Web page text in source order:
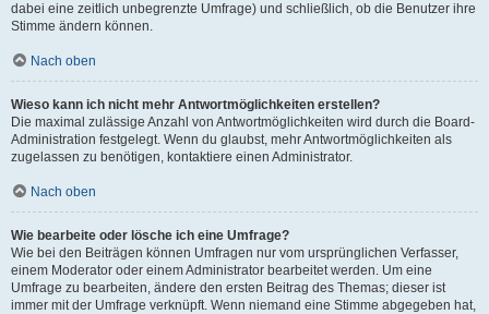
dabei eine zeitlich unbegrenzte Umfrage) und schließlich, ob die Benutzer ihre
Stimme ändern können.
Nach oben
Wieso kann ich nicht mehr Antwortmöglichkeiten erstellen?
Die maximal zulässige Anzahl von Antwortmöglichkeiten wird durch die Board-
Administration festgelegt. Wenn du glaubst, mehr Antwortmöglichkeiten als
zugelassen zu benötigen, kontaktiere einen Administrator.
Nach oben
Wie bearbeite oder lösche ich eine Umfrage?
Wie bei den Beiträgen können Umfragen nur vom ursprünglichen Verfasser,
einem Moderator oder einem Administrator bearbeitet werden. Um eine
Umfrage zu bearbeiten, ändere den ersten Beitrag des Themas; dieser ist
immer mit der Umfrage verknüpft. Wenn niemand eine Stimme abgegeben hat,